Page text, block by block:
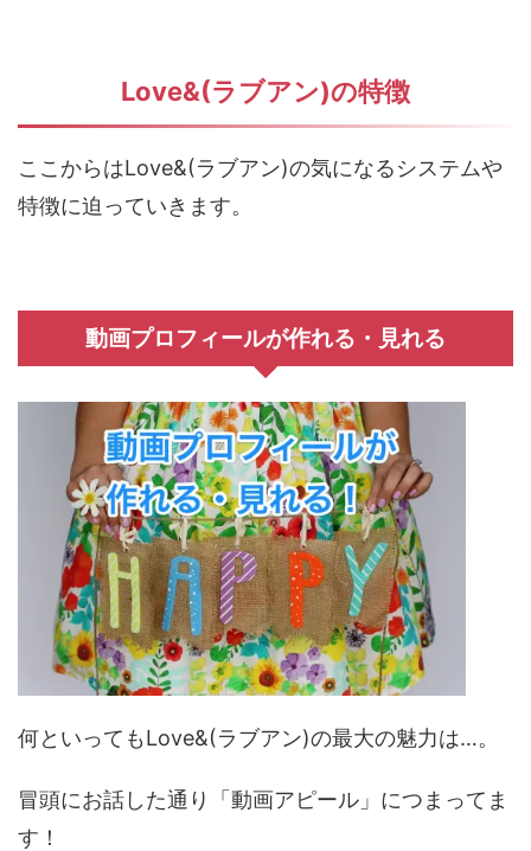
Love&(ラブアン)の特徴
ここからはLove&(ラブアン)の気になるシステムや
特徴に迫っていきます。
動画プロフィールが作れる・見れる
何といってもLove&(ラブアン)の最大の魅力は…。
冒頭にお話した通り「動画アピール」につまってま
す！